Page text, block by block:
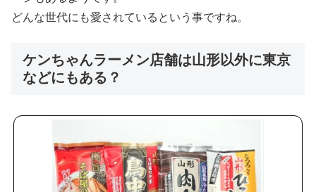
どんな世代にも愛されているという事ですね。
ケンちゃんラーメン店舗は山形以外に東京
などにもある？